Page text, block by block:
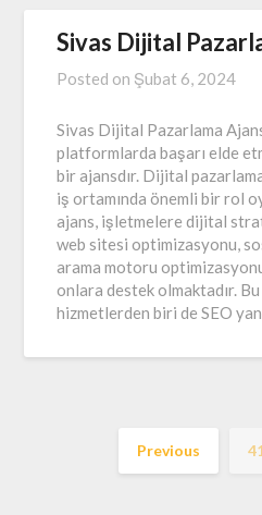
Sivas Dijital
Posted on Şubat 6, 2024
Sivas Dijital Pazarlama
platformlarda başarı elde
bir ajansdır. Dijital
iş ortamında önemli bir rol
ajans, işletmelere dijital
web sitesi optimizasyonu,
arama motoru
onlara destek olmaktadır. Bu
hizmetlerden biri de SEO
Previous